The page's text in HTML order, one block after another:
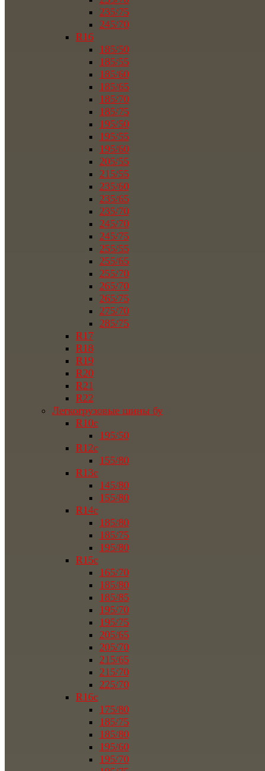
235/75
245/70
R16
185/50
185/55
185/60
185/65
185/70
185/75
195/50
195/55
195/60
205/55
215/55
235/60
235/65
235/70
245/70
245/75
255/55
255/65
255/70
265/70
265/75
275/70
285/75
R17
R18
R19
R20
R21
R22
Легкогрузовые шины бу
R10c
195/50
R12c
155/80
R13c
145/80
155/80
R14c
185/80
185/75
195/80
R15c
165/70
185/80
185/85
195/70
195/75
205/65
205/70
215/65
215/70
225/70
R16c
175/80
185/75
185/80
195/60
195/70